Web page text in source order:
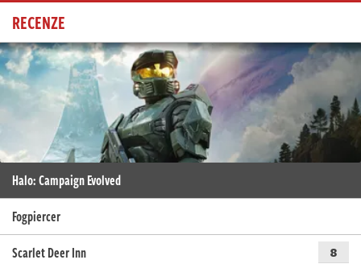
RECENZE
Halo: Campaign Evolved
Fogpiercer
Scarlet Deer Inn
8